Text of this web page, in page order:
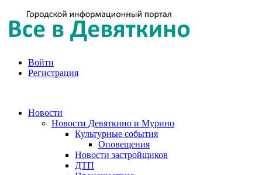
Войти
Регистрация
Новости
Новости Девяткино и Мурино
Культурные события
Оповещения
Новости застройщиков
ДТП